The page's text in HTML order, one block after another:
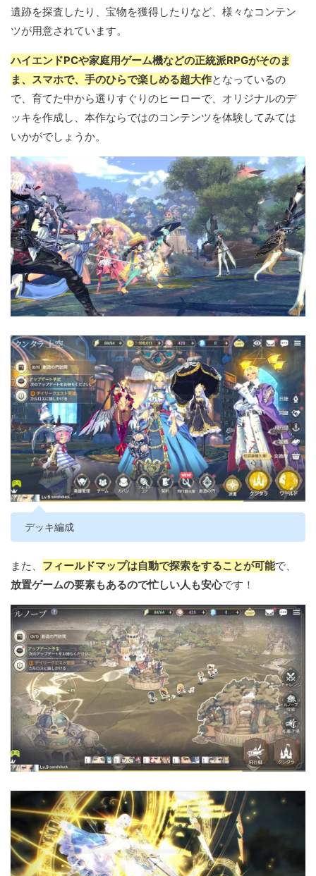
遺跡を探査したり、宝物を獲得したりなど、様々なコンテン
ツが用意されています。
ハイエンドPCや家庭用ゲーム機などの正統派RPGがそのま
ま、スマホで、手のひらで楽しめる超大作となっているの
で、育てた中から選りすぐりのヒーローで、オリジナルのデ
ッキを作成し、本作ならではのコンテンツを体験してみては
いかがでしょうか。
デッキ編成
また、 フィールドマップは自動で探索をすることが可能で、
放置ゲームの要素もあるので忙しい人も安心です！